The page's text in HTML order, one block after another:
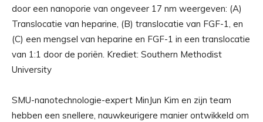
door een nanoporie van ongeveer 17 nm weergeven: (A)
Translocatie van heparine, (B) translocatie van FGF-1, en
(C) een mengsel van heparine en FGF-1 in een translocatie
van 1:1 door de poriën. Krediet: Southern Methodist
University
SMU-nanotechnologie-expert MinJun Kim en zijn team
hebben een snellere, nauwkeurigere manier ontwikkeld om